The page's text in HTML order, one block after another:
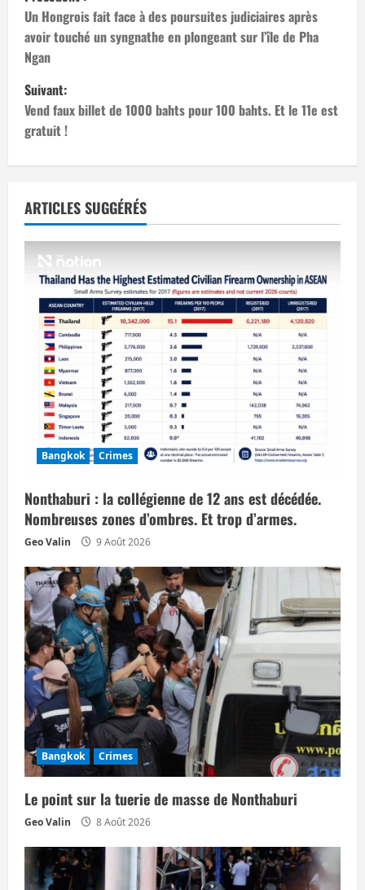
a
v
i
g
a
t
i
o
i
c
l
e
Un Hongrois fait face à des poursuites judiciaires après
avoir touché un syngnathe en plongeant sur l’île de Pha
Ngan
Suivant:
Vend faux billet de 1000 bahts pour 100 bahts. Et le 11e est
gratuit !
ARTICLES SUGGÉRÉS
Bangkok Crimes
Nonthaburi : la collégienne de 12 ans est décédée.
Nombreuses zones d’ombres. Et trop d’armes.
Geo Valin 9 Août 2026
Bangkok Crimes
Le point sur la tuerie de masse de Nonthaburi
Geo Valin 8 Août 2026